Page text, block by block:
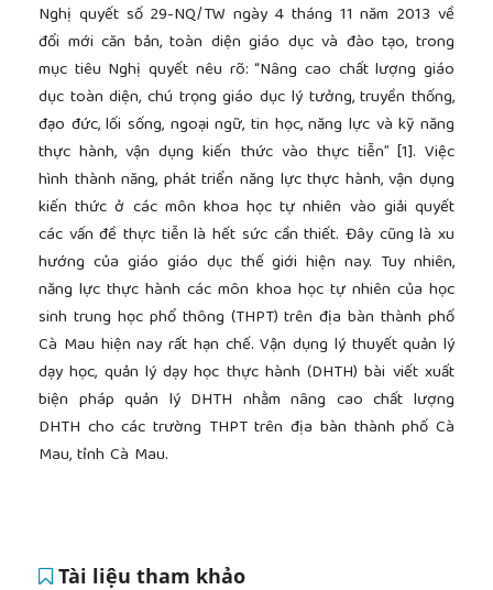
Nghị quyết số 29-NQ/TW ngày 4 tháng 11 năm 2013 về
đổi mới căn bản, toàn diện giáo dục và đào tạo, trong
mục tiêu Nghị quyết nêu rõ: “Nâng cao chất lượng giáo
dục toàn diện, chú trọng giáo dục lý tưởng, truyền thống,
đạo đức, lối sống, ngoại ngữ, tin học, năng lực và kỹ năng
thực hành, vận dụng kiến thức vào thực tiễn” [1]. Việc
hình thành năng, phát triển năng lực thực hành, vận dụng
kiến thức ở các môn khoa học tự nhiên vào giải quyết
các vấn đề thực tiễn là hết sức cần thiết. Đây cũng là xu
hướng của giáo giáo dục thế giới hiện nay. Tuy nhiên,
năng lực thực hành các môn khoa học tự nhiên của học
sinh trung học phổ thông (THPT) trên địa bàn thành phố
Cà Mau hiện nay rất hạn chế. Vận dụng lý thuyết quản lý
dạy học, quản lý dạy học thực hành (DHTH) bài viết xuất
biện pháp quản lý DHTH nhằm nâng cao chất lượng
DHTH cho các trường THPT trên địa bàn thành phố Cà
Mau, tỉnh Cà Mau.
Tài liệu tham khảo